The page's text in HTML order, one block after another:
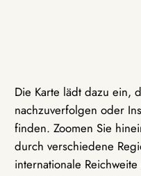
Die Karte lädt dazu ein,
nachzuverfolgen oder
finden. Zoomen Sie
durch verschiedene
internationale